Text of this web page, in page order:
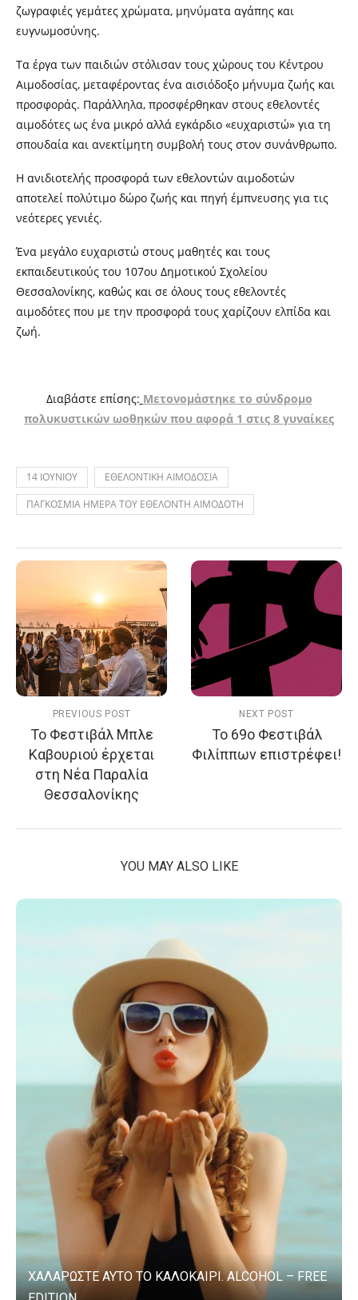
ζωγραφιές γεμάτες χρώματα, μηνύματα αγάπης και
ευγνωμοσύνης.
Τα έργα των παιδιών στόλισαν τους χώρους του Κέντρου
Αιμοδοσίας, μεταφέροντας ένα αισιόδοξο μήνυμα ζωής και
προσφοράς. Παράλληλα, προσφέρθηκαν στους εθελοντές
αιμοδότες ως ένα μικρό αλλά εγκάρδιο «ευχαριστώ» για τη
σπουδαία και ανεκτίμητη συμβολή τους στον συνάνθρωπο.
Η ανιδιοτελής προσφορά των εθελοντών αιμοδοτών
αποτελεί πολύτιμο δώρο ζωής και πηγή έμπνευσης για τις
νεότερες γενιές.
Ένα μεγάλο ευχαριστώ στους μαθητές και τους
εκπαιδευτικούς του 107ου Δημοτικού Σχολείου
Θεσσαλονίκης, καθώς και σε όλους τους εθελοντές
αιμοδότες που με την προσφορά τους χαρίζουν ελπίδα και
ζωή.
Διαβάστε επίσης: Μετονομάστηκε το σύνδρομο
πολυκυστικών ωοθηκών που αφορά 1 στις 8 γυναίκες
14 ΙΟΥΝΙΟΥ
ΕΘΕΛΟΝΤΙΚΗ ΑΙΜΟΔΟΣΙΑ
ΠΑΓΚΟΣΜΙΑ ΗΜΕΡΑ ΤΟΥ ΕΘΕΛΟΝΤΗ ΑΙΜΟΔΟΤΗ
PREVIOUS POST
Το Φεστιβάλ Μπλε
Καβουριού έρχεται
στη Νέα Παραλία
Θεσσαλονίκης
NEXT POST
Το 69ο Φεστιβάλ
Φιλίππων επιστρέφει!
YOU MAY ALSO LIKE
ΧΑΛΑΡΩΣΤΕ ΑΥΤΟ ΤΟ ΚΑΛΟΚΑΙΡΙ. ALCOHOL – FREE